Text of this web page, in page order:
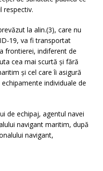
respectiv.
la alin.(3), care nu
19, va fi transportat
frontierei, indiferent de
cea mai scurtă și fără
și cel care îi asigură
individuale de
de echipaj, agentul navei
navigant maritim, după
navigant,